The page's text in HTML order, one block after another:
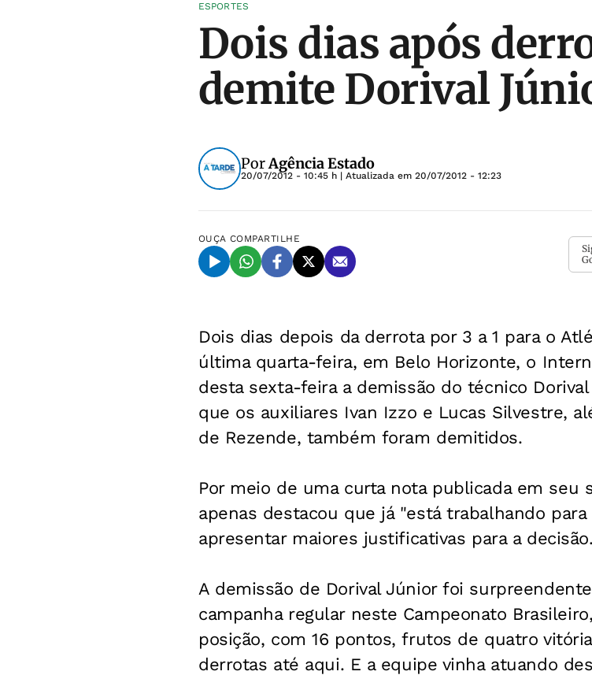
ESPORTES
Dois dias após
demite Dorival
PorAgência Estado
20/07/2012 - 10:45 h | Atualizada em 20/07/2012 - 12:23
OUÇA COMPARTILHE
Dois dias depois da derrota por 3 a 1 para o
última quarta-feira, em Belo Horizonte, o
desta sexta-feira a demissão do técnico
que os auxiliares Ivan Izzo e Lucas Silvestre,
de Rezende, também foram demitidos.
Por meio de uma curta nota publicada em seu
apenas destacou que já "está trabalhando
apresentar maiores justificativas para a decisão.
A demissão de Dorival Júnior foi
campanha regular neste Campeonato
posição, com 16 pontos, frutos de quatro
derrotas até aqui. E a equipe vinha atuando